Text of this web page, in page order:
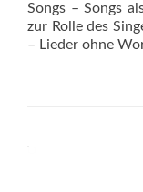
Songs – Songs
zur Rolle des
– Lieder ohne